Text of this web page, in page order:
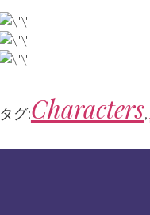
タグ:Characters,